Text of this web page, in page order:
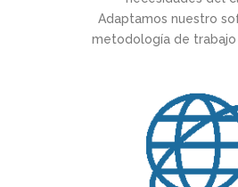
Adaptamos nuestro
metodología de